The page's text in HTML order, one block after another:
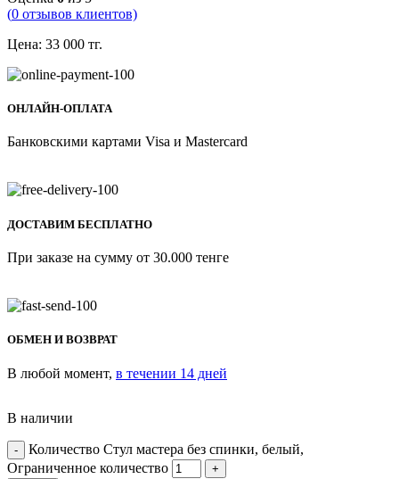
(0 отзывов клиентов)
Цена: 33 000 тг.
ОНЛАЙН-ОПЛАТА
Банковскими картами Visa и Mastercard
ДОСТАВИМ БЕСПЛАТНО
При заказе на сумму от 30.000 тенге
ОБМЕН И ВОЗВРАТ
В любой момент, в течении 14 дней
В наличии
Количество Стул мастера без спинки, белый,
Ограниченное количество